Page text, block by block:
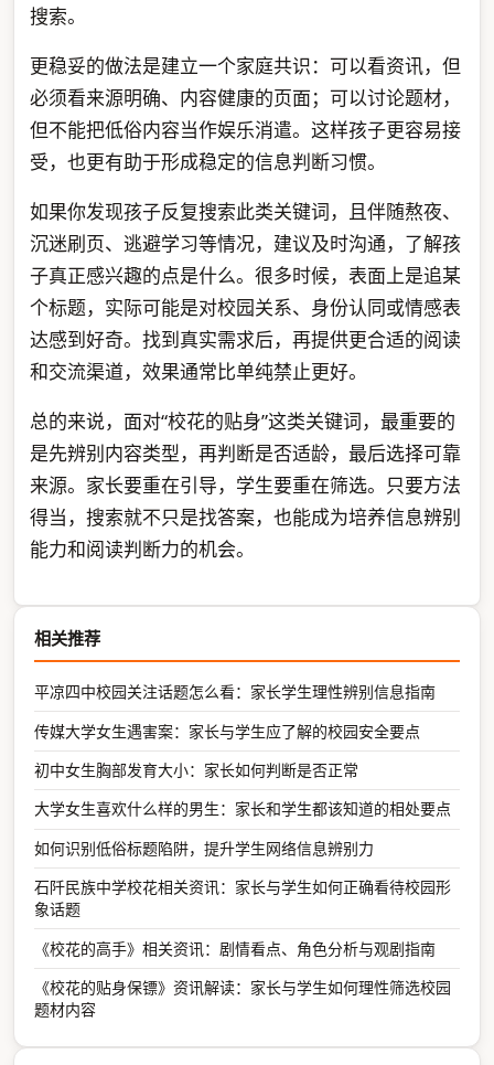
搜索。
更稳妥的做法是建立一个家庭共识：可以看资讯，但
必须看来源明确、内容健康的页面；可以讨论题材，
但不能把低俗内容当作娱乐消遣。这样孩子更容易接
受，也更有助于形成稳定的信息判断习惯。
如果你发现孩子反复搜索此类关键词，且伴随熬夜、
沉迷刷页、逃避学习等情况，建议及时沟通，了解孩
子真正感兴趣的点是什么。很多时候，表面上是追某
个标题，实际可能是对校园关系、身份认同或情感表
达感到好奇。找到真实需求后，再提供更合适的阅读
和交流渠道，效果通常比单纯禁止更好。
总的来说，面对“校花的贴身”这类关键词，最重要的
是先辨别内容类型，再判断是否适龄，最后选择可靠
来源。家长要重在引导，学生要重在筛选。只要方法
得当，搜索就不只是找答案，也能成为培养信息辨别
能力和阅读判断力的机会。
相关推荐
平凉四中校园关注话题怎么看：家长学生理性辨别信息指南
传媒大学女生遇害案：家长与学生应了解的校园安全要点
初中女生胸部发育大小：家长如何判断是否正常
大学女生喜欢什么样的男生：家长和学生都该知道的相处要点
如何识别低俗标题陷阱，提升学生网络信息辨别力
石阡民族中学校花相关资讯：家长与学生如何正确看待校园形
象话题
《校花的高手》相关资讯：剧情看点、角色分析与观剧指南
《校花的贴身保镖》资讯解读：家长与学生如何理性筛选校园
题材内容